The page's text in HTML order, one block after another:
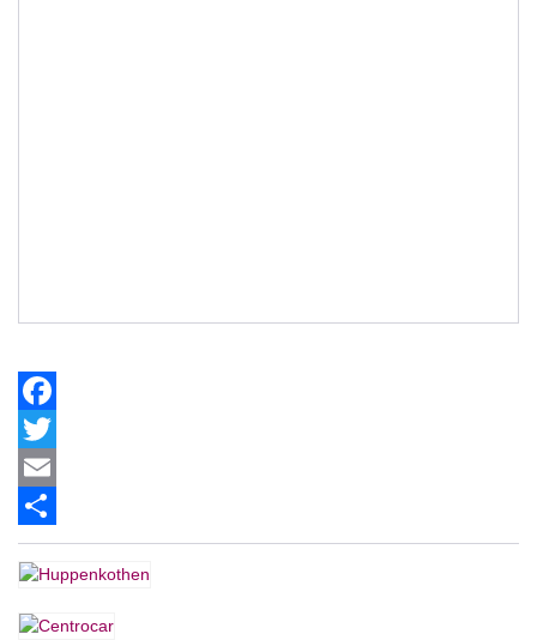
Facebook
Twitter
Email
Share